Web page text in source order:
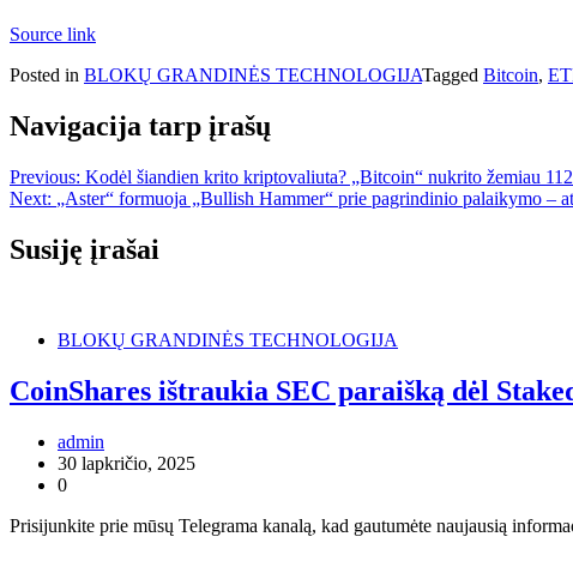
Source link
Posted in BLOKŲ GRANDINĖS TECHNOLOGIJATagged Bitcoin,
Navigacija tarp įrašų
Previous: Kodėl šiandien krito kriptovaliuta? „Bitcoin“ nukrito žemiau
Next: „Aster“ formuoja „Bullish Hammer“ prie pagrindinio palaikymo –
Susiję įrašai
BLOKŲ GRANDINĖS TECHNOLOGIJA
CoinShares ištraukia SEC paraišką dėl
admin
30 lapkričio, 2025
0
Prisijunkite prie mūsų Telegrama kanalą, kad gautumėte naujausią